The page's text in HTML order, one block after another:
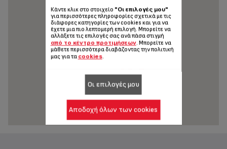
Κάντε κλικ στο στοιχείο "Οι επιλογές μου"
για περισσότερες πληροφορίες σχετικά με τις
διάφορες κατηγορίες των cookies και για να
έχετε μια πιο λεπτομερή επιλογή. Μπορείτε να
αλλάξετε τις επιλογές σας ανά πάσα στιγμή
από το κέντρο προτιμήσεων. Μπορείτε να
μάθετε περισσότερα διαβάζοντας την πολιτική
μας για τα cookies.
Οι επιλογές μου
Αποδοχή όλων των cookies